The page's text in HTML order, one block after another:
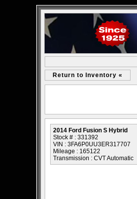
Return to Inventory «
2014 Ford Fusion S Hybrid
Stock # : 331392
VIN : 3FA6P0UU3ER317707
Mileage : 165122
Transmission : CVT Automatic